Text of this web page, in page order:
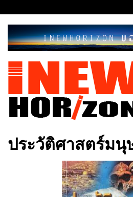
to
content
INEWHORIZON
ประวัติศาสตร์มนุ